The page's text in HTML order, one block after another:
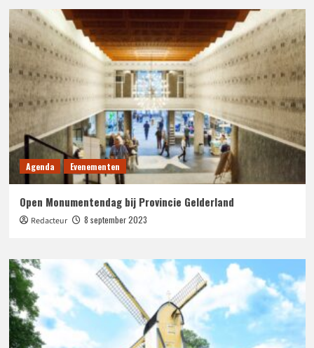
Agenda Evenementen
Open Monumentendag bij Provincie Gelderland
Redacteur 8 september 2023